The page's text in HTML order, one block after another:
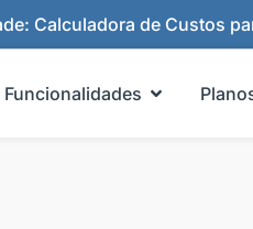
Calculadora de Custos
Funcionalidades Abrir